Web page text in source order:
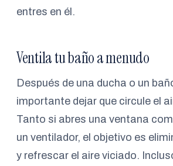
entres en él.
Ventila tu baño a menudo
Después de una ducha o un
importante dejar que circule el
Tanto si abres una ventana
un ventilador, el objetivo es
y refrescar el aire viciado.